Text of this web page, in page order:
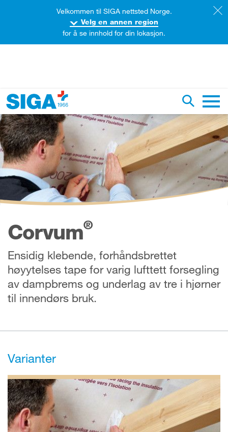
Aktiver/
på dette nettstedet
Corvum®
Ensidig klebende, forhåndsbrettet
høyytelses tape for varig lufttett forsegling
av dampbrems og underlag av tre i hjørner
til innendørs bruk.
Varianter
Velkommen til SIGA nettsted Norge.
Velg en annen region
for å se innhold for din lokasjon.